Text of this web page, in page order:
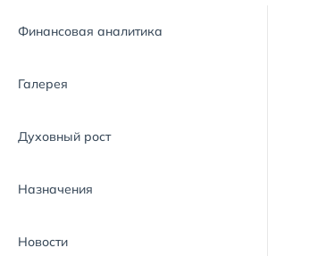
Финансовая аналитика
Галерея
Духовный рост
Назначения
Новости